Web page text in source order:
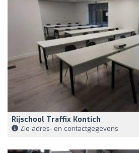
Rijschool Traffix Kontich
Zie adres- en contactgegevens